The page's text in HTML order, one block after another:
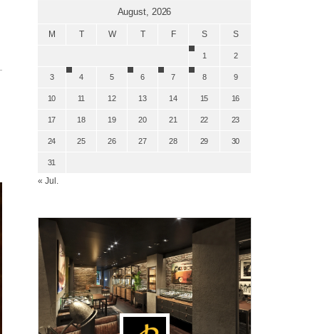
August, 2026
M T W T F S S
1 2
3 4 5 6 7 8 9
10 11 12 13 14 15 16
17 18 19 20 21 22 23
24 25 26 27 28 29 30
31
« Jul.